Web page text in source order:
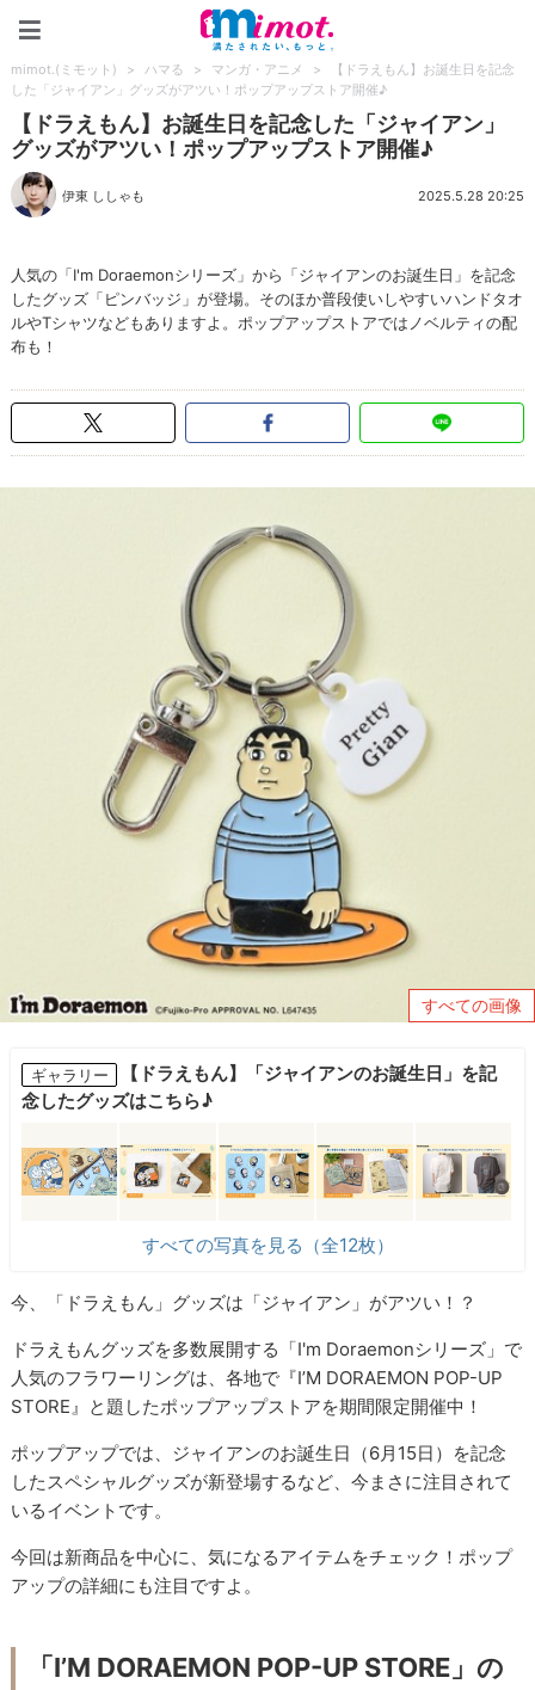
mimot.(ミモット) > ハマる > マンガ・アニメ >
【ドラえもん】お誕生日を記念
した「ジャイアン」グッズがアツい！ポップアップストア開催♪
【ドラえもん】お誕生日を記念した「ジャイアン」
グッズがアツい！ポップアップストア開催♪
伊東 ししゃも 2025.5.28 20:25
人気の「I'm Doraemonシリーズ」から「ジャイアンのお誕生日」を記念
したグッズ「ピンバッジ」が登場。そのほか普段使いしやすいハンドタオ
ルやTシャツなどもありますよ。ポップアップストアではノベルティの配
布も！
すべての画像
ギャラリー
【ドラえもん】「ジャイアンのお誕生日」を記
念したグッズはこちら♪
すべての写真を見る（全12枚）
今、「ドラえもん」グッズは「ジャイアン」がアツい！？
ドラえもんグッズを多数展開する「I'm Doraemonシリーズ」で
人気のフラワーリングは、各地で『I’M DORAEMON POP-UP
STORE』と題したポップアップストアを期間限定開催中！
ポップアップでは、ジャイアンのお誕生日（6月15日）を記念
したスペシャルグッズが新登場するなど、今まさに注目されて
いるイベントです。
今回は新商品を中心に、気になるアイテムをチェック！ポップ
アップの詳細にも注目ですよ。
「I’M DORAEMON POP-UP STORE」の